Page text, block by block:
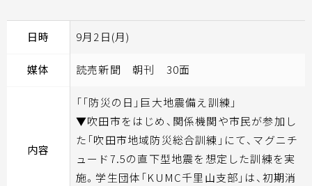
日時 9月2日(月)
媒体 読売新聞 朝刊 30面
内容
「「防災の日」巨大地震備え訓練」
▼吹田市をはじめ、関係機関や市民が参加し
た「吹田市地域防災総合訓練」にて、マグニチ
ュード7.5の直下型地震を想定した訓練を実
施。学生団体「KUMC千里山支部」は、初期消